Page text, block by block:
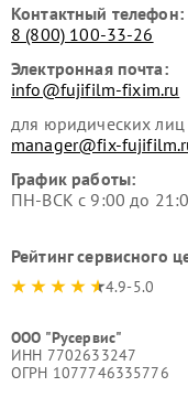
Контактный телефон:
8 (800) 100-33-26
Электронная почта:
info@fujifilm-fixim.ru
для юридических лиц
manager@fix-
График работы:
ПН-ВСК с 9:00 до
Рейтинг сервисного
4.9-5.0
ООО "Русервис"
ИНН 7702633247
ОГРН 1077746335776